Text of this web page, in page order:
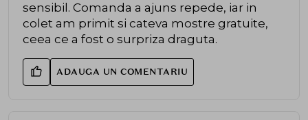
sensibil. Comanda a ajuns repede, iar in
colet am primit si cateva mostre gratuite,
ceea ce a fost o surpriza draguta.
ADAUGA UN COMENTARIU